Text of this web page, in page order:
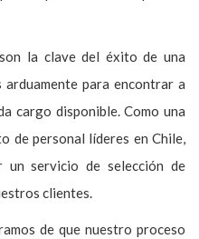
la clave del éxito de una
para encontrar a
cargo disponible. Como una
de personal líderes en Chile,
un servicio de selección de
clientes.
de que nuestro proceso